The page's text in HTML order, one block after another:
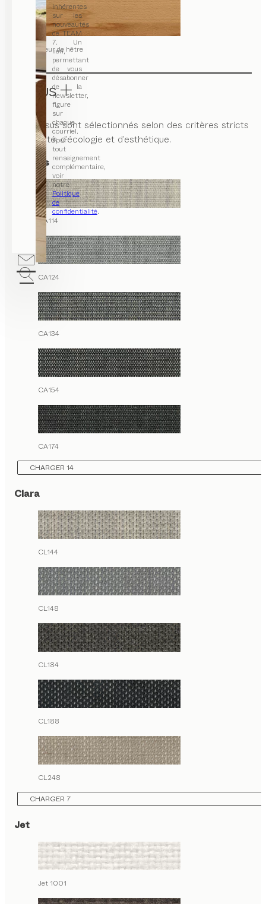
inhérentes
sur les
nouveautés
de TEAM
7. Un
lien,
permettant
de vous
désabonner
de la
newsletter,
figure
sur
chaque
courriel.
Pour
tout
renseignement
complémentaire,
voir
notre
Politique
de
confidentialité.
cœur de hêtre
TISSUS
Nos tissus sont sélectionnés selon des critères stricts
de qualité, d’écologie et d’esthétique.
Canvas
CA114
CA124
CA134
CA154
CA174
CHARGER 14
Clara
CL144
CL148
CL184
CL188
CL248
CHARGER 7
Jet
Jet 1001